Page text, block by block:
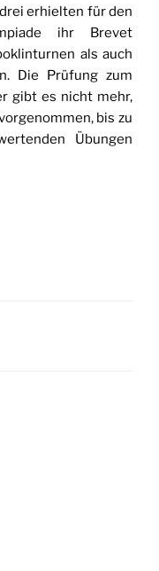
erhielten für den
ihr Brevet
als auch
Die Prüfung zum
gibt es nicht mehr,
bis zu
Übungen